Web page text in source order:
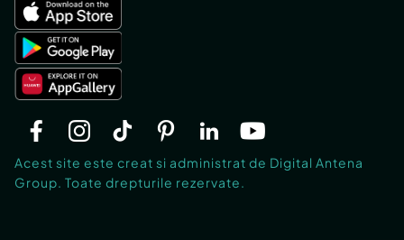
Acest site este creat si administrat de Digital Antena
Group. Toate drepturile rezervate.